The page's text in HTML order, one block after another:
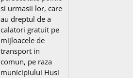
si urmasii lor, care
au dreptul de a
calatori gratuit pe
mijloacele de
transport in
comun, pe raza
municipiului Husi